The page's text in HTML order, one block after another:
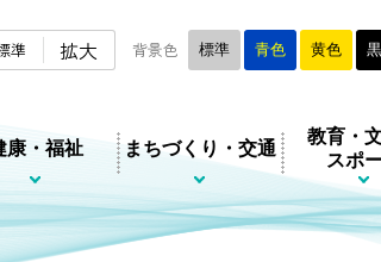
準 拡大 背景色 標準 青色 黄色
康・福祉 まちづくり・交通
教育・
スポ